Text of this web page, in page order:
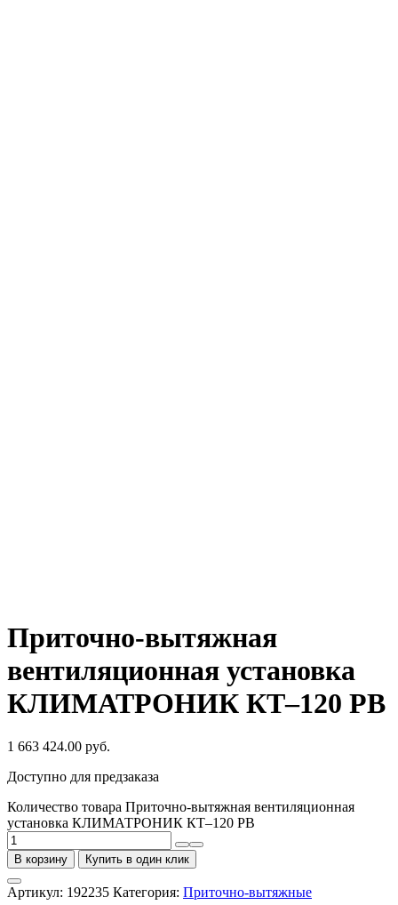
Приточно-вытяжная
вентиляционная установка
КЛИМАТРОНИК КТ–120 РВ
1 663 424.00 руб.
Доступно для предзаказа
Количество товара Приточно-вытяжная вентиляционная
установка КЛИМАТРОНИК КТ–120 РВ
В корзину Купить в один клик
Артикул: 192235 Категория: Приточно-вытяжные